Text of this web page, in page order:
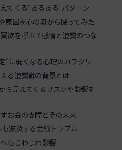
てくる“あるある”パターン
原因を心の奥から探ってみた
欲を呼ぶ？感情と浪費のつな
”に弱くなる心理のカラクリ
る浪費癖の背景とは
ら見えてくるリスクや影響を
お金の支障とその未来
波及する金銭トラブル
もじわじわ影響